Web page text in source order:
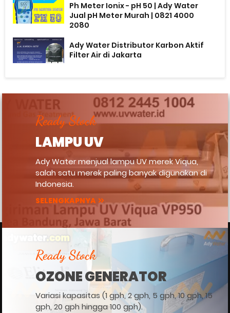
Ph Meter Ionix - pH 50 | Ady Water
Jual pH Meter Murah | 0821 4000
2080
Ady Water Distributor Karbon Aktif
Filter Air di Jakarta
Ready Stock
LAMPU UV
Ady Water menjual lampu UV merek Viqua,
salah satu merek paling banyak digunakan di
Indonesia.
SELENGKAPNYA
Ready Stock
OZONE GENERATOR
Variasi kapasitas (1 gph, 2 gph, 5 gph, 10 gph, 15
gph, 20 gph hingga 100 gph).